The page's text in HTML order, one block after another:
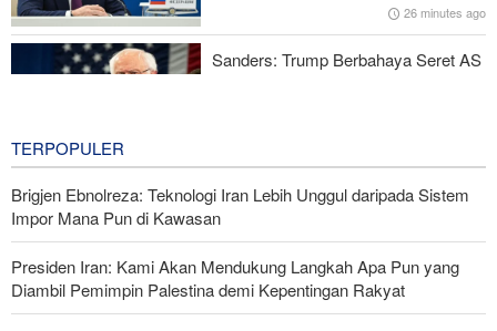
26 minutes ago
Sanders: Trump Berbahaya Seret AS
TERPOPULER
Brigjen Ebnolreza: Teknologi Iran Lebih Unggul daripada Sistem
Impor Mana Pun di Kawasan
Presiden Iran: Kami Akan Mendukung Langkah Apa Pun yang
Diambil Pemimpin Palestina demi Kepentingan Rakyat